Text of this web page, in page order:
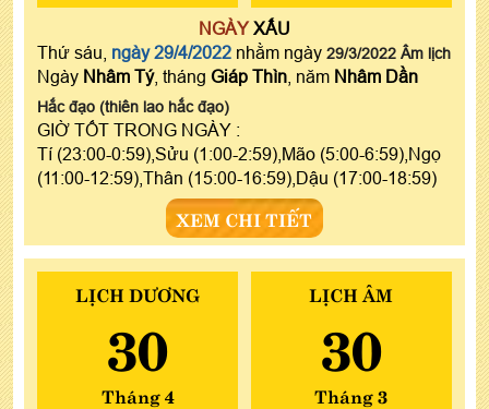
NGÀYXẤU
Thứ sáu, ngày 29/4/2022 nhằm ngày 29/3/2022 Âm lịch
Ngày Nhâm Tý, tháng Giáp Thìn , năm Nhâm Dần
Hắc đạo (thiên lao hắc đạo)
GIỜ TỐT TRONG NGÀY :
Tí (23:00-0:59),Sửu (1:00-2:59),Mão (5:00-6:59),Ngọ
(11:00-12:59),Thân (15:00-16:59),Dậu (17:00-18:59)
XEM CHI TIẾT
LỊCH DƯƠNG
30
Tháng 4
LỊCH ÂM
30
Tháng 3